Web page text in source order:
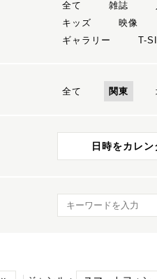
全て 雑誌
キッズ
映像
ギャラリー
T-
全て 関東
日時をカレ
キーワード検索